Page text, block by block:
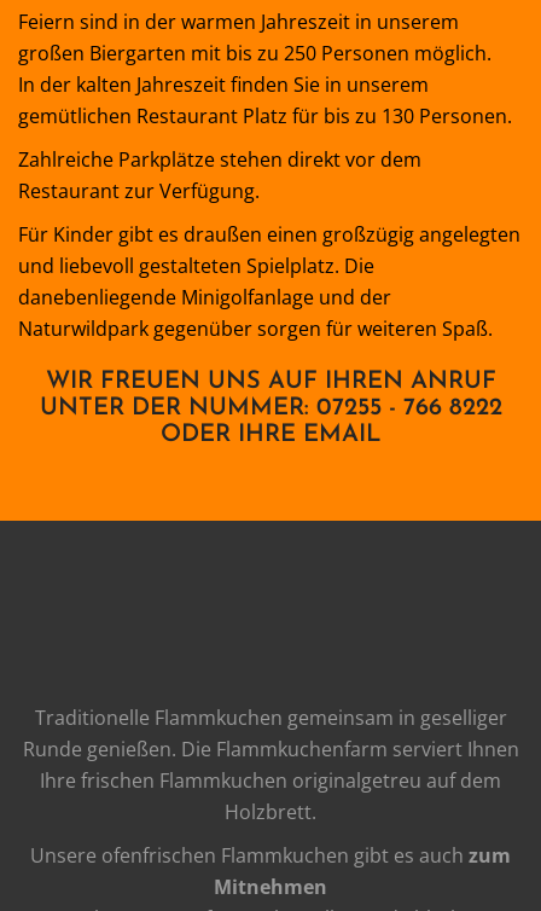
Feiern sind in der warmen Jahreszeit in unserem
großen Biergarten mit bis zu 250 Personen möglich.
In der kalten Jahreszeit finden Sie in unserem
gemütlichen Restaurant Platz für bis zu 130 Personen.
Zahlreiche Parkplätze stehen direkt vor dem
Restaurant zur Verfügung.
Für Kinder gibt es draußen einen großzügig angelegten
und liebevoll gestalteten Spielplatz. Die
danebenliegende Minigolfanlage und der
Naturwildpark gegenüber sorgen für weiteren Spaß.
WIR FREUEN UNS AUF IHREN ANRUF
UNTER DER NUMMER: 07255 - 766 8222
ODER IHRE EMAIL
Traditionelle Flammkuchen gemeinsam in geselliger
Runde genießen. Die Flammkuchenfarm serviert Ihnen
Ihre frischen Flammkuchen originalgetreu auf dem
Holzbrett.
Unsere ofenfrischen Flammkuchen gibt es auch zum
Mitnehmen